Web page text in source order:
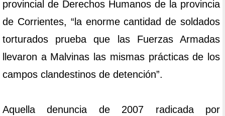
provincial de Derechos Humanos de la provincia
de Corrientes, “la enorme cantidad de soldados
torturados prueba que las Fuerzas Armadas
llevaron a Malvinas las mismas prácticas de los
campos clandestinos de detención”.
Aquella denuncia de 2007 radicada por